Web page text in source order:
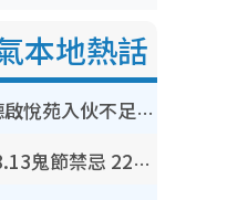
本地熱話
「居屋王」啟德啟悅苑入伙不足一年淪甩漏之王！插頭噴火花致大停電 多戶業主全屋家電報銷
鬼門開2026｜8.13鬼節禁忌 22件事唔做得！燒肉、刺身要少食？半夜勿吹口哨/打呢個電話